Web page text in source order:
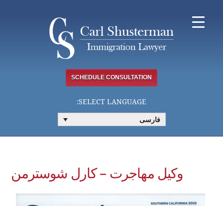
content
SCHEDULE CONSULTATION
SELECT LANGUAGE:
فارسی
وکیل مهاجرت – کارل شوسترمن